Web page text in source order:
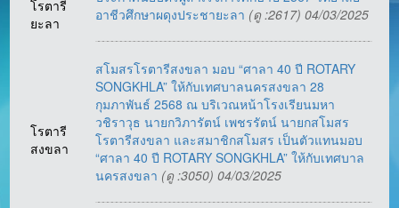
โรตารี
ยะลา
อาชีวศึกษาผดุงประชายะลา (ดู :2617) 04/03/2025
โรตารี
สงขลา
สโมสรโรตารีสงขลา มอบ “ศาลา 40 ปี ROTARY
SONGKHLA” ให้กับเทศบาลนครสงขลา 28
กุมภาพันธ์ 2568 ณ บริเวณหน้าโรงเรียนมหา
วชิราวุธ นายกวิภารัตน์ เพชรรัตน์ นายกสโมสร
โรตารีสงขลา และสมาชิกสโมสร เป็นตัวแทนมอบ
“ศาลา 40 ปี ROTARY SONGKHLA” ให้กับเทศบาล
นครสงขลา (ดู :3050) 04/03/2025